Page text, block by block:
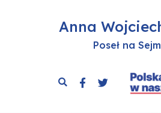
Anna
Poseł na